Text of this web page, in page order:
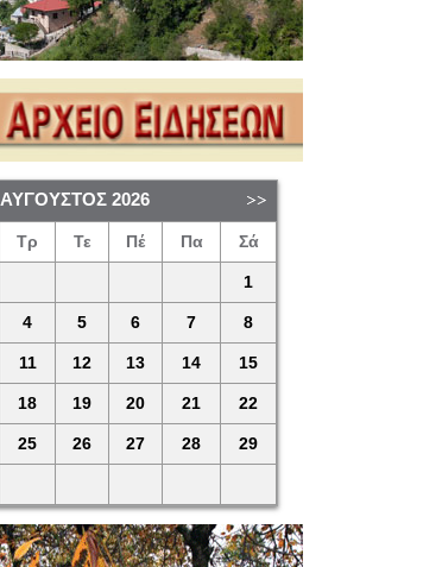
ΑΎΓΟΥΣΤΟΣ 2026
Τρ Τε Πέ Πα Σά
1
4 5 6 7 8
11 12 13 14 15
18 19 20 21 22
25 26 27 28 29